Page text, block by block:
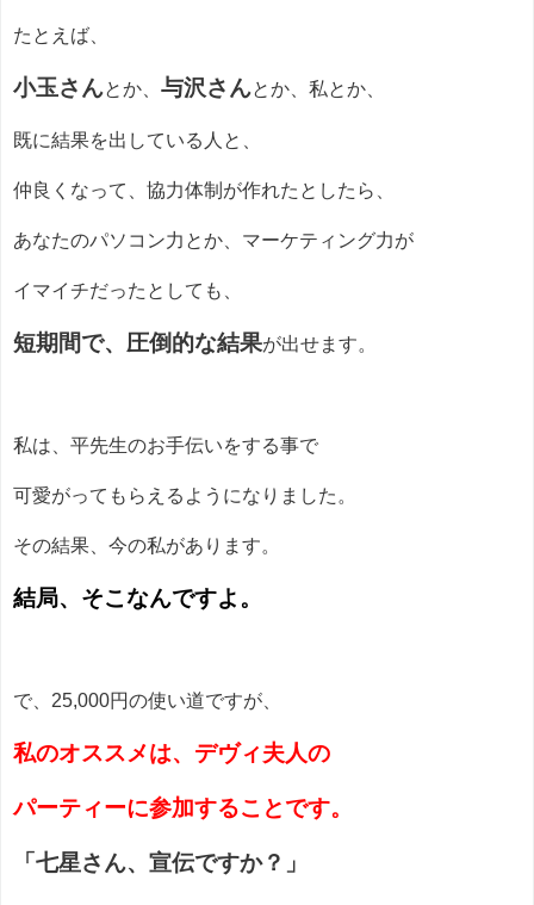
たとえば、
小玉さんとか、 与沢さんとか、私とか、
既に結果を出している人と、
仲良くなって、協力体制が作れたとしたら、
あなたのパソコン力とか、マーケティング力が
イマイチだったとしても、
短期間で、圧倒的な結果が出せます。
私は、平先生のお手伝いをする事で
可愛がってもらえるようになりました。
その結果、今の私があります。
結局、そこなんですよ。
で、25,000円の使い道ですが、
私のオススメは、デヴィ夫人の
パーティーに参加することです。
「七星さん、宣伝ですか？」